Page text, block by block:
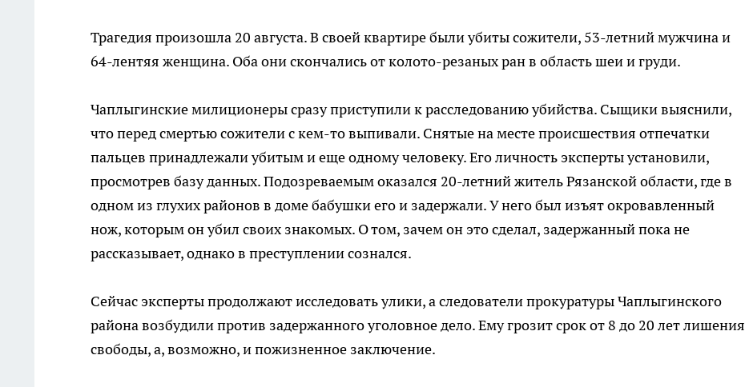
Трагедия произошла 20 августа. В своей квартире были убиты сожители, 53-летний мужчина и
64-лентяя женщина. Оба они скончались от колото-резаных ран в область шеи и груди.
Чаплыгинские милиционеры сразу приступили к расследованию убийства. Сыщики выяснили,
что перед смертью сожители с кем-то выпивали. Снятые на месте происшествия отпечатки
пальцев принадлежали убитым и еще одному человеку. Его личность эксперты установили,
просмотрев базу данных. Подозреваемым оказался 20-летний житель Рязанской области, где в
одном из глухих районов в доме бабушки его и задержали. У него был изъят окровавленный
нож, которым он убил своих знакомых. О том, зачем он это сделал, задержанный пока не
рассказывает, однако в преступлении сознался.
Сейчас эксперты продолжают исследовать улики, а следователи прокуратуры Чаплыгинского
района возбудили против задержанного уголовное дело. Ему грозит срок от 8 до 20 лет лишения
свободы, а, возможно, и пожизненное заключение.